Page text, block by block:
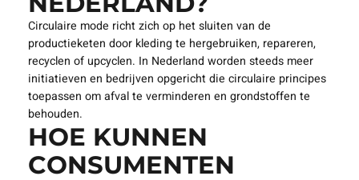
Circulaire mode richt zich op het sluiten van de
productieketen door kleding te hergebruiken, repareren,
recyclen of upcyclen. In Nederland worden steeds meer
initiatieven en bedrijven opgericht die circulaire principes
toepassen om afval te verminderen en grondstoffen te
behouden.
HOE KUNNEN
CONSUMENTEN